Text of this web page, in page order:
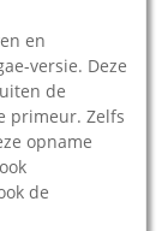
en
versie. Deze
de
primeur. Zelfs
opname
de